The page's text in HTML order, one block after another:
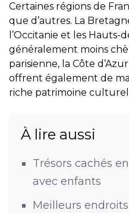
Certaines régions de
que d’autres. La
l’Occitanie et les Hauts-
généralement moins
parisienne, la Côte
offrent également de
riche patrimoine
À lire aussi
Trésors cachés
avec enfants
Meilleurs